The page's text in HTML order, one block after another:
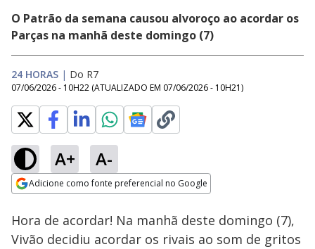
O Patrão da semana causou alvoroço ao acordar os
Parças na manhã deste domingo (7)
24 HORAS | Do R7
07/06/2026 - 10H22 (ATUALIZADO EM 07/06/2026 - 10H21)
A+ A-
Adicione como fonte preferencial no Google
Ativar
Loaded
22.49%
Hora de acordar! Na manhã deste domingo (7),
Vivão decidiu acordar os rivais ao som de gritos